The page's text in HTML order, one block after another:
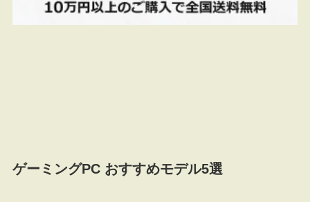
ゲーミングPC おすすめモデル5選